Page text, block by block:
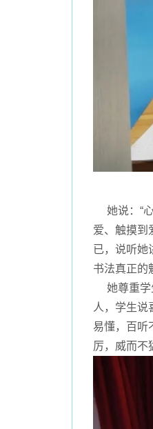
她说：“心
爱、触摸到
已，说听她
书法真正的
她尊重学
人，学生说
易懂，百听
厉，威而不